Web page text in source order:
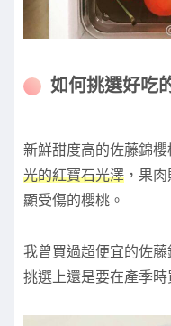
如何挑選好吃
新鮮甜度高的佐藤錦櫻
光的紅寶石光澤 ，果
顯受傷的櫻桃。
我曾買過超便宜的佐
挑選上還是要在產季時